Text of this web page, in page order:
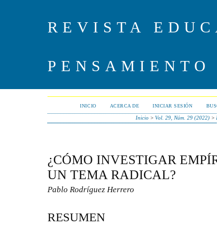
REVISTA
PENSAMIENTO
INICIO ACERCA DE INICIAR SESIÓN
Inicio >Vol. 29, Núm. 29 (2022) >
¿CÓMO INVESTIGAR
UN TEMA RADICAL?
Pablo Rodríguez Herrero
RESUMEN